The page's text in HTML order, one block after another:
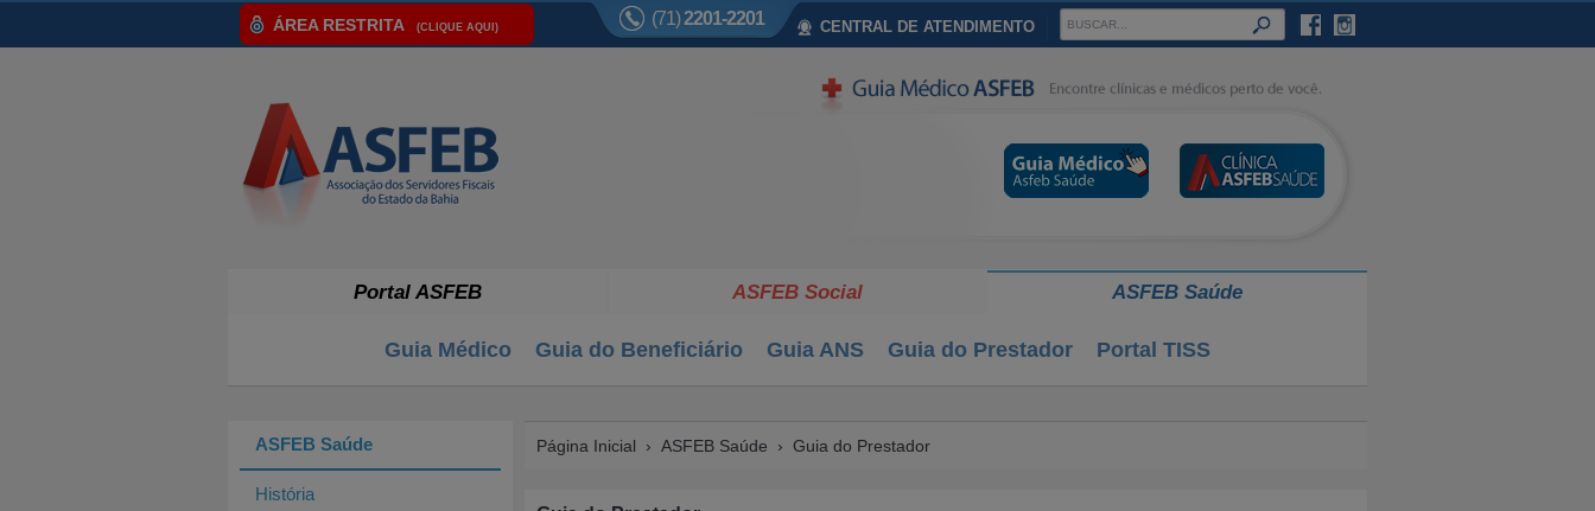
ÁREA RESTRITA (CLIQUE AQUI) (71)2201-2201 CENTRAL DE ATENDIMENTO
Portal ASFEB ASFEB Social ASFEB Saúde
Guia Médico Guia do Beneficiário Guia ANS Guia do Prestador Portal TISS
ASFEB Saúde
História
Página Inicial › ASFEB Saúde › Guia do Prestador